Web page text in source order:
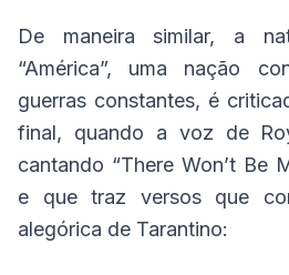
De maneira similar, a
“América”, uma nação
guerras constantes, é
final, quando a voz de
cantando “There Won’t Be
e que traz versos que
alegórica de Tarantino: